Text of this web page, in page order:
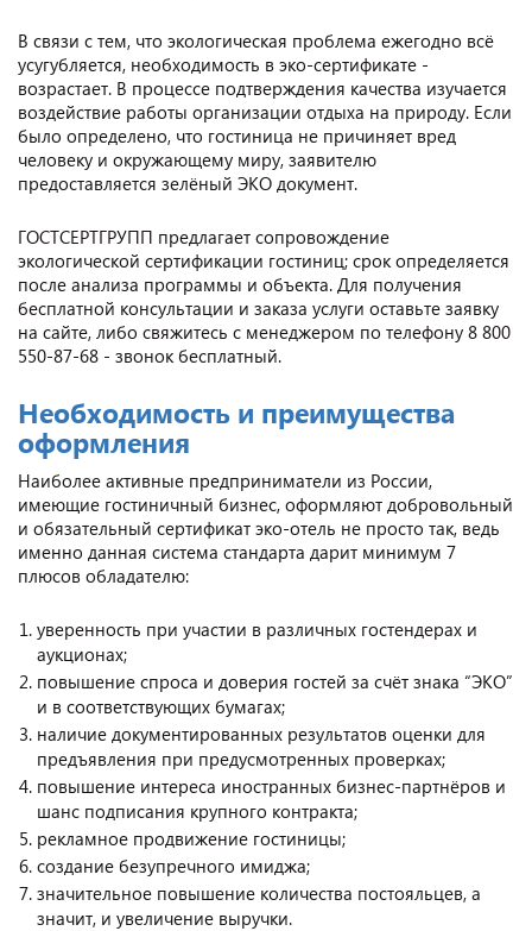
В связи с тем, что экологическая проблема ежегодно всё
усугубляется, необходимость в эко-сертификате -
возрастает. В процессе подтверждения качества изучается
воздействие работы организации отдыха на природу. Если
было определено, что гостиница не причиняет вред
человеку и окружающему миру, заявителю
предоставляется зелёный ЭКО документ.
ГОСТСЕРТГРУПП предлагает сопровождение
экологической сертификации гостиниц; срок определяется
после анализа программы и объекта. Для получения
бесплатной консультации и заказа услуги оставьте заявку
на сайте, либо свяжитесь с менеджером по телефону 8 800
550-87-68 - звонок бесплатный.
Необходимость и преимущества
оформления
Наиболее активные предприниматели из России,
имеющие гостиничный бизнес, оформляют добровольный
и обязательный сертификат эко-отель не просто так, ведь
именно данная система стандарта дарит минимум 7
плюсов обладателю:
уверенность при участии в различных гостендерах и
аукционах;
повышение спроса и доверия гостей за счёт знака “ЭКО”
и в соответствующих бумагах;
наличие документированных результатов оценки для
предъявления при предусмотренных проверках;
повышение интереса иностранных бизнес-партнёров и
шанс подписания крупного контракта;
рекламное продвижение гостиницы;
создание безупречного имиджа;
значительное повышение количества постояльцев, а
значит, и увеличение выручки.